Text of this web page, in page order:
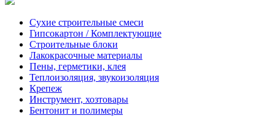
Сухие строительные смеси
Гипсокартон / Комплектующие
Строительные блоки
Лакокрасочные материалы
Пены, герметики, клея
Теплоизоляция, звукоизоляция
Крепеж
Инструмент, хозтовары
Бентонит и полимеры